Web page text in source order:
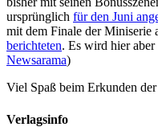
ursprünglich für den Juni
mit dem Finale der Miniserie
berichteten. Es wird hier
Newsarama)
Viel Spaß beim Erkunden
Verlagsinfo